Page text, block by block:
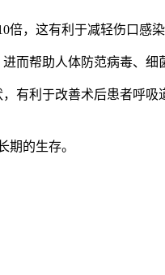
，这有利于减轻伤口感染
帮助人体防范病毒、细
利于改善术后患者呼吸
的生存。